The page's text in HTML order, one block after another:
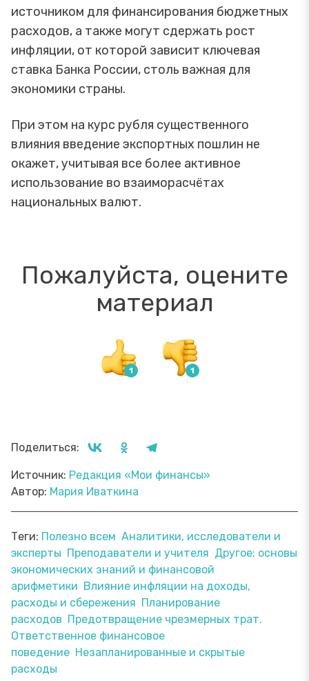
источником для финансирования бюджетных
расходов, а также могут сдержать рост
инфляции, от которой зависит ключевая
ставка Банка России, столь важная для
экономики страны.
При этом на курс рубля существенного
влияния введение экспортных пошлин не
окажет, учитывая все более активное
использование во взаиморасчётах
национальных валют.
Пожалуйста, оцените
материал
Поделиться:
Источник: Редакция «Мои финансы»
Автор: Мария Иваткина
Теги: Полезно всем Аналитики, исследователи и
эксперты Преподаватели и учителя Другое: основы
экономических знаний и финансовой
арифметики Влияние инфляции на доходы,
расходы и сбережения Планирование
расходов Предотвращение чрезмерных трат.
Ответственное финансовое
поведение Незапланированные и скрытые
расходы